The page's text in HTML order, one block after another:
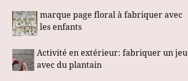
marque page floral à fabriquer avec
les enfants
Activité en extérieur: fabriquer un jeu
avec du plantain